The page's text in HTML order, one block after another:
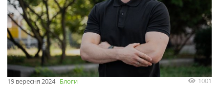
19 вересня 2024 Блоги 1001